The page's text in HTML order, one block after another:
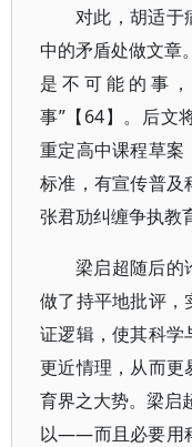
对此，胡适于
中的矛盾处做文章
是不可能的事
事”【64】。后文
重定高中课程草案
标准，有宣传普及
张君劢纠缠争执教
梁启超随后的
做了持平地批评，
证逻辑，使其科学
更近情理，从而更
育界之大势。梁启
以——而且必要用